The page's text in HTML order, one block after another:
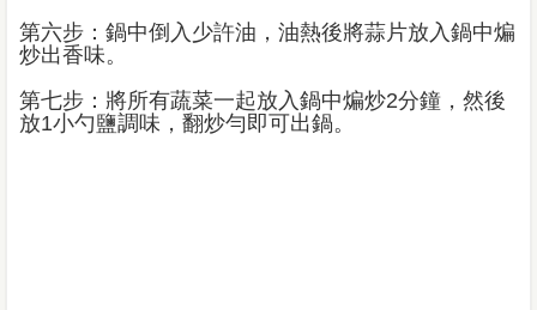
第六步：鍋中倒入少許油，油熱後將蒜片放入鍋中煸
炒出香味。
第七步：將所有蔬菜一起放入鍋中煸炒2分鐘，然後
放1小勺鹽調味，翻炒勻即可出鍋。